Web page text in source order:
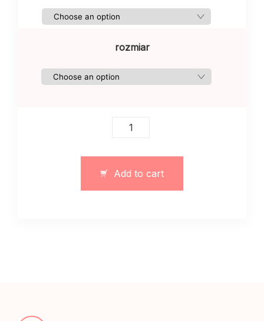
rozmiar
Kombinezon
czarny
quantity
Add to cart